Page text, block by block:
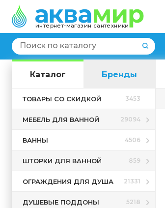
интернет-магазин сантехники
Каталог Бренды
ТОВАРЫ СО СКИДКОЙ 3453
МЕБЕЛЬ ДЛЯ ВАННОЙ 29094
ВАННЫ 4506
ШТОРКИ ДЛЯ ВАННОЙ 859
ОГРАЖДЕНИЯ ДЛЯ ДУША 21331
ДУШЕВЫЕ ПОДДОНЫ 5218